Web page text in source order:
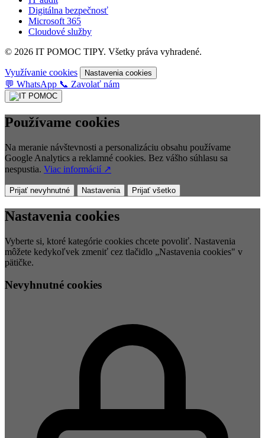
Digitálna bezpečnosť
Microsoft 365
Cloudové služby
© 2026 IT POMOC TIPY. Všetky práva vyhradené.
Využívanie cookies Nastavenia cookies
💬 WhatsApp 📞 Zavolať nám
Používame cookies
Na meranie návštevnosti a personalizáciu obsahu používame
Google Analytics a reklamné cookies. Bez vášho súhlasu sa
nespustia. Viac informácií ↗
Prijať nevyhnutné Nastavenia Prijať všetko
Nastavenia cookies
Vyberte si, ktoré kategórie cookies chcete povoliť. Nastavenia
môžete kedykoľvek zmeniť cez tlačidlo „Nastavenia cookies" v
pätičke.
Nevyhnutné cookies